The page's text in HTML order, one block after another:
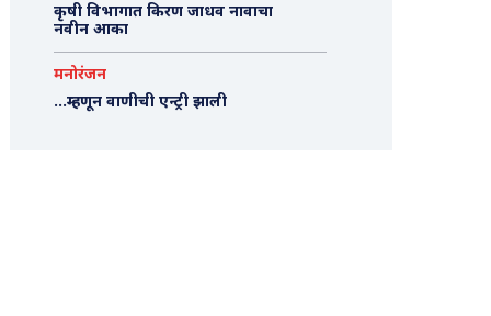
कृषी विभागात किरण जाधव नावाचा
नवीन आका
मनोरंजन
…म्हणून वाणीची एन्ट्री झाली